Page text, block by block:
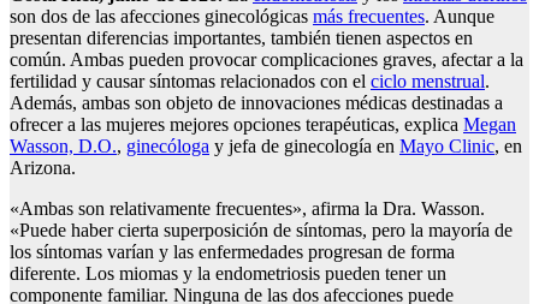
son dos de las afecciones ginecológicas más frecuentes. Aunque
presentan diferencias importantes, también tienen aspectos en
común. Ambas pueden provocar complicaciones graves, afectar a la
fertilidad y causar síntomas relacionados con el ciclo menstrual.
Además, ambas son objeto de innovaciones médicas destinadas a
ofrecer a las mujeres mejores opciones terapéuticas, explica Megan
Wasson, D.O., ginecóloga y jefa de ginecología en Mayo Clinic, en
Arizona.
«Ambas son relativamente frecuentes», afirma la Dra. Wasson.
«Puede haber cierta superposición de síntomas, pero la mayoría de
los síntomas varían y las enfermedades progresan de forma
diferente. Los miomas y la endometriosis pueden tener un
componente familiar. Ninguna de las dos afecciones puede